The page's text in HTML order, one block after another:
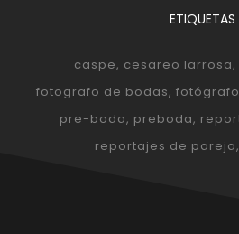
ETIQUETAS
caspe cesareo larrosa
fotografo de bodas
pre-boda preboda
reportajes de pareja